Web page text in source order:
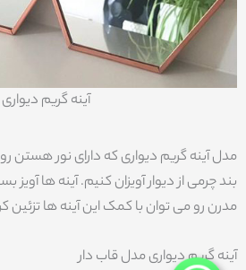
آینه گریم دیواری
مدل آینه گریم دیواری که دارای نور هستن
بند چرمی از دیوار آویزان کنیم. آینه ها
مدرن رو می توان با کمک این آینه ها تزئین
آینه گریم دیواری مدل قاب دار